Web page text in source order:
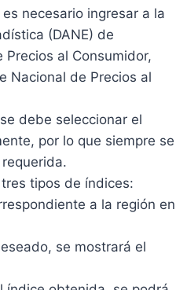
necesario ingresar a la
(DANE) de
al Consumidor,
Nacional de Precios al
debe seleccionar el
por lo que siempre se
tipos de índices:
a la región en
se mostrará el